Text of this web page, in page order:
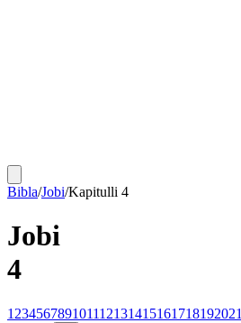
Bibla/Jobi/Kapitulli 4
Jobi
4
1 23456789101112131415161718192021